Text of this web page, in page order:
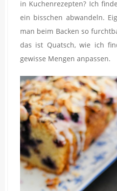
in Kuchenrezepten? Ich
ein bisschen abwandeln.
man beim Backen so
das ist Quatsch, wie ich
gewisse Mengen anpassen.